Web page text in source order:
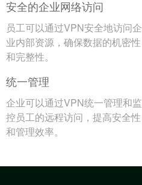
安全的企业网络访问
员工可以通过VPN安全地访问企
业内部资源，确保数据的机密性
和完整性。
统一管理
企业可以通过VPN统一管理和监
控员工的远程访问，提高安全性
和管理效率。